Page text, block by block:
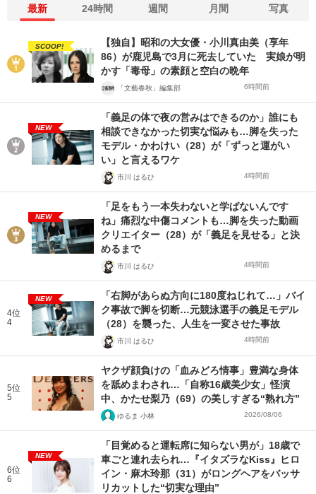
最新 24時間 週間 月間 写真
SCOOP!
【独自】昭和の大女優・小川真由美（享年
86）が鹿児島で3月に死去していた 実娘が明
かす「毒母」の素顔と空白の晩年
「文藝春秋」編集部 6時間前
NEW
「義足の体で夜の営みはできるのか」誰にも
相談できなかった切実な悩みも…脚を失った
モデル・かわけい（28）が「ずっと運がい
い」と言えるワケ
市川 はるひ 4時間前
NEW
「足をもう一本失わないと学ばないんです
ね」痛烈な中傷コメントも…脚を失った動画
クリエイター（28）が「義足を見せる」と決
めるまで
市川 はるひ 4時間前
4位
4
NEW
「右脚があらぬ方向に180度ねじれて…」バイ
ク事故で脚を切断…元競泳選手の義足モデル
（28）を襲った、人生を一変させた事故
市川 はるひ 4時間前
5位
5
ヤクザ顔負けの「血みどろ情事」豊満な身体
を舐めまわされ…「自称16歳美少女」怪演
中、かたせ梨乃（69）の美しすぎる“熟れ方”
ゆるま 小林 2026/08/06
6位
6
NEW
「目覚めると運転席に知らない男が」18歳で
車ごと連れ去られ…『イタズラなKiss』ヒロ
イン・麻木玲那（31）がロングヘアをバッサ
リカットした“切実な理由”